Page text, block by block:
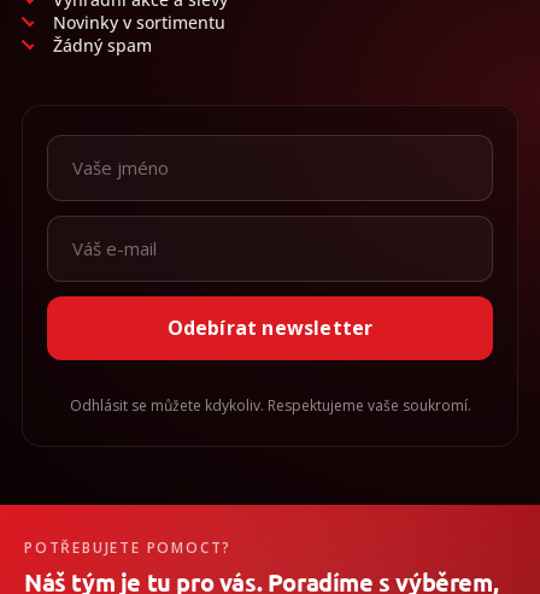
Novinky v sortimentu
Žádný spam
Odebírat newsletter
Odhlásit se můžete kdykoliv. Respektujeme vaše soukromí.
POTŘEBUJETE POMOCT?
Náš tým je tu pro vás. Poradíme s výběrem,